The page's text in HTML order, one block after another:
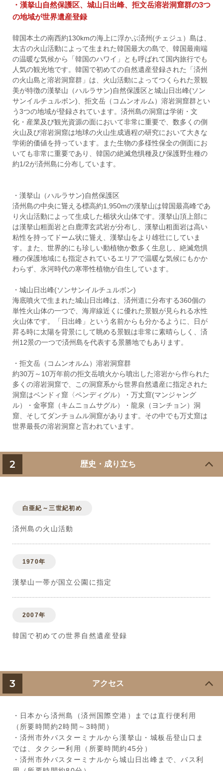
・漢拏山自然保護区、城山日出峰、拒文岳溶岩洞窟群の3つ
の地域が世界遺産登録
韓国本土の南西約130kmの海上に浮かぶ済州(チェジュ）島は、
太古の火山活動によって生まれた韓国最大の島で、韓国最南端
の温暖な気候から「韓国のハワイ」とも呼ばれて国内旅行でも
人気の観光地です。韓国で初めての自然遺産登録された「済州
の火山島と溶岩洞窟群」は、火山活動によってつくられた景観
美が特徴の漢拏山（ハルラサン)自然保護区と城山日出峰(ソン
サンイルチュルボン)、拒文岳（コムンオルム）溶岩洞窟群とい
う3つの地域が登録されています。済州島の洞窟は学術・文
化・産業及び観光資源の面において非常に重要で、数多くの側
火山及び溶岩洞窟は地球の火山生成過程の研究において大きな
学術的価値を持っています。また生物の多様性保全の側面にお
いても非常に重要であり、韓国の絶滅危惧種及び保護野生種の
約1/2が済州島に分布しています。
・漢拏山（ハルラサン)自然保護区
済州島の中央に聳える標高約1,950mの漢拏山は韓国最高峰であ
り火山活動によって生成した楯状火山体です。漢拏山頂上部に
は漢拏山粗面岩と白鹿潭玄武岩が分布し、漢拏山粗面岩は高い
粘性を持ってドーム状に聳え、漢拏山をより雄壮にしていま
す。また、世界的にも珍しい動植物か数多く生息し、絶滅危惧
種の保護地域にも指定されているエリアで温暖な気候にもかか
わらず、氷河時代の寒帯性植物が自生しています。
・城山日出峰(ソンサンイルチュルボン)
海底噴火で生まれた城山日出峰は、済州道に分布する360個の
単性火山体の一つで、海岸線近くに優れた景観が見られる水性
火山体です。「日出峰」という名前からも分かるように、日が
昇る時に太陽を背景にして眺める景観は非常に素晴らしく、済
州12景の一つで済州島を代表する景勝地でもあります。
・拒文岳（コムンオルム）溶岩洞窟群
約30万～10万年前の拒文岳噴火から噴出した溶岩から作られた
多くの溶岩洞窟で、この洞窟系から世界自然遺産に指定された
洞窟はベンドィ窟〈ペンディグル）・万丈窟(マンジャング
ル）・金寧窟（キムニョムサグル）・龍泉（ヨンチョン）洞
窟、そしてダンチョムル洞窟があります。その中でも万丈窟は
世界最長の溶岩洞窟と言われています。
2 歴史・成り立ち
白亜紀～三世紀初め
済州島の火山活動
1970年
漢拏山一帯が国立公園に指定
2007年
韓国で初めての世界自然遺産登録
3 アクセス
・日本から済州島（済州国際空港）までは直行便利用
（所要時間約2時間～3時間）
・済州市外バスターミナルから漢拏山・城板岳登山口ま
では、タクシー利用（所要時間約45分）
・済州市外バスターミナルから城山日出峰まで、バス利